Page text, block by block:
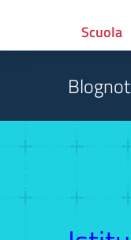
Scuola